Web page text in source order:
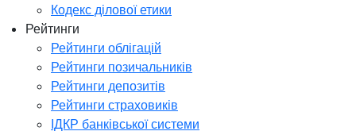
Кодекс ділової етики
Рейтинги
Рейтинги облігацій
Рейтинги позичальників
Рейтинги депозитів
Рейтинги страховиків
ІДКР банківської системи